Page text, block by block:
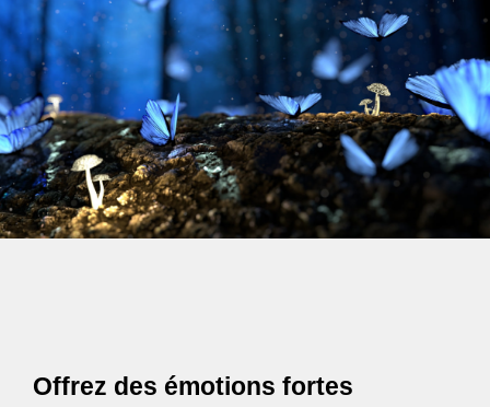
Offrez des émotions fortes